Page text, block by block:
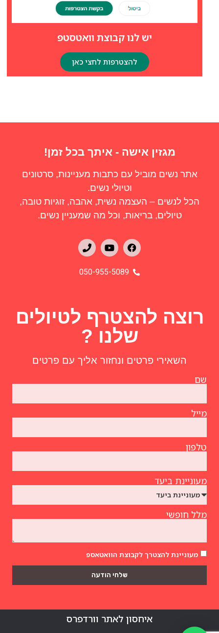
יש לנו קבוצת וואטסטפ
להצטרפות לחצי כאן
מגזין אישה - איתך בכל זמן!
אתר נשים מוביל עם כתבות מעניינות, סרטונים
וטיולי נשים.
הכל לנשים – העצמה נשית, אהבה, זוגיות טובה,
טיולים, בריאות, וכל מה שמעניין נשים.
050-955-5089
רוצה להצטרף לטיולים
שלנו ?
השאירי פרטים ונחזור אליך עם פרטים
שם
מייל
טלפון
מעוניינת ביעד
מלל חופשי
מעוניינת להצטרך לקבוצת הוואטאספ
שלחי הודעה
איחסון לאתר וורדפרס